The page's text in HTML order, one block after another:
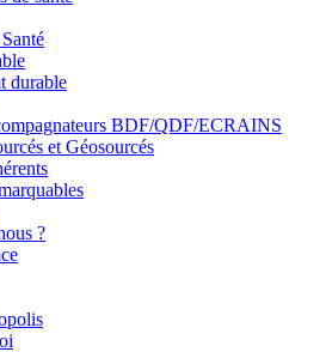
durable
BDF/QDF/ECRAINS
et Géosourcés
?